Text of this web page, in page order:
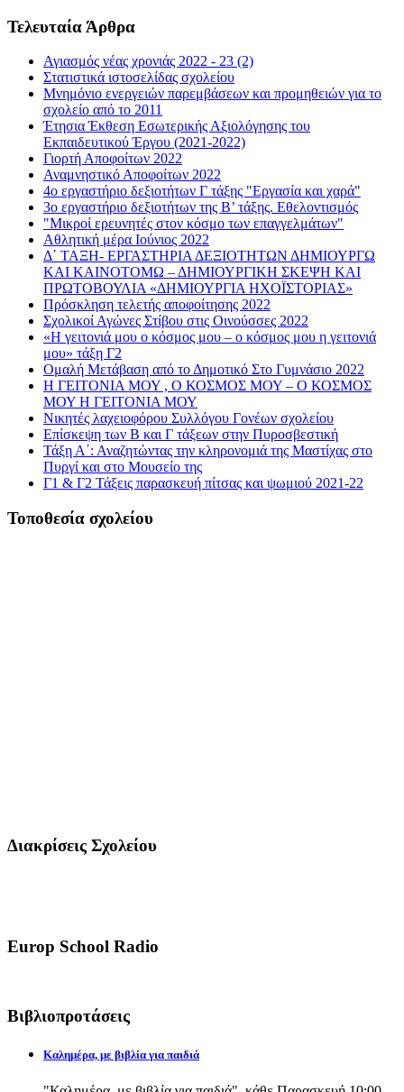
Τελευταία Άρθρα
Αγιασμός νέας χρονιάς 2022 - 23 (2)
Στατιστικά ιστοσελίδας σχολείου
Μνημόνιο ενεργειών παρεμβάσεων και προμηθειών για το
σχολείο από το 2011
Έτησια Έκθεση Εσωτερικής Αξιολόγησης του
Εκπαιδευτικού Έργου (2021-2022)
Γιορτή Αποφοίτων 2022
Αναμνηστικό Αποφοίτων 2022
4ο εργαστήριο δεξιοτήτων Γ τάξης "Εργασία και χαρά"
3ο εργαστήριο δεξιοτήτων της Β’ τάξης. Εθελοντισμός
"Μικροί ερευνητές στον κόσμο των επαγγελμάτων"
Αθλητική μέρα Ιούνιος 2022
Δ΄ ΤΑΞΗ- ΕΡΓΑΣΤΗΡΙΑ ΔΕΞΙΟΤΗΤΩΝ ΔΗΜΙΟΥΡΓΩ
ΚΑΙ ΚΑΙΝΟΤΟΜΩ – ΔΗΜΙΟΥΡΓΙΚΗ ΣΚΕΨΗ ΚΑΙ
ΠΡΩΤΟΒΟΥΛΙΑ «ΔΗΜΙΟΥΡΓΙΑ ΗΧΟΪΣΤΟΡΙΑΣ»
Πρόσκληση τελετής αποφοίτησης 2022
Σχολικοί Αγώνες Στίβου στις Οινούσσες 2022
«Η γειτονιά μου ο κόσμος μου – ο κόσμος μου η γειτονιά
μου» τάξη Γ2
Ομαλή Μετάβαση από το Δημοτικό Στο Γυμνάσιο 2022
Η ΓΕΙΤΟΝΙΑ ΜΟΥ , Ο ΚΟΣΜΟΣ ΜΟΥ – Ο ΚΟΣΜΟΣ
ΜΟΥ Η ΓΕΙΤΟΝΙΑ ΜΟΥ
Νικητές λαχειοφόρου Συλλόγου Γονέων σχολείου
Επίσκεψη των Β και Γ τάξεων στην Πυροσβεστική
Τάξη Α΄: Αναζητώντας την κληρονομιά της Μαστίχας στο
Πυργί και στο Μουσείο της
Γ1 & Γ2 Τάξεις παρασκευή πίτσας και ψωμιού 2021-22
Τοποθεσία σχολείου
Διακρίσεις Σχολείου
Europ School Radio
Βιβλιοπροτάσεις
Καλημέρα, με βιβλία για παιδιά